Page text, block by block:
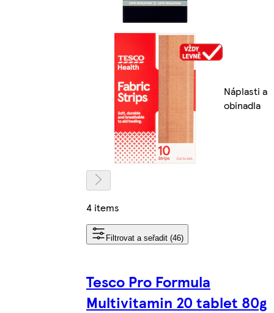
Náplasti a
obinadla
4 items
Filtrovat a seřadit (46)
Tesco Pro Formula
Multivitamin 20 tablet 80g